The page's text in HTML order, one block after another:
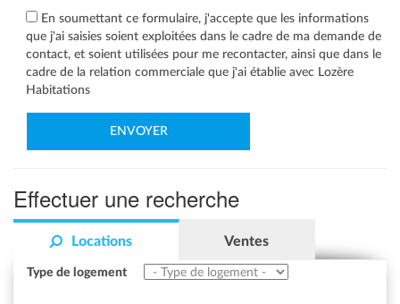
En soumettant ce formulaire, j'accepte que les informations
que j'ai saisies soient exploitées dans le cadre de ma demande de
contact, et soient utilisées pour me recontacter, ainsi que dans le
cadre de la relation commerciale que j'ai établie avec Lozère
Habitations
Effectuer une recherche
Locations Ventes
Type de logement